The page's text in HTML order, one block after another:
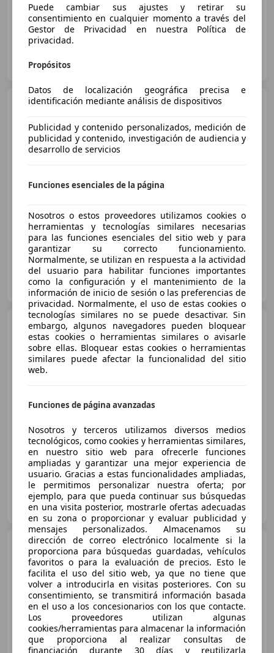
ES-28942 FUENLABRADA
Lexus CT 200hBusiness
100 kW (136 CV)
FLEXICAR MADRID GRUPO
ES-2870 SAN SEBASTIAN DE LOS REYES
Lexus CT 200h1.8 Black &
Grey Edition
100 kW (136 CV)
FLEXICAR MADRID-Av Andalucía
ES-28041 Madrid
Lexus CT 200h1.8 Black &
Grey Edition
€ 17.490
Buen precio
01/2018 42.452 km
Electro/Gasolina
Puede cambiar sus ajustes y retirar su
consentimiento en cualquier momento a través del
Gestor de Privacidad en nuestra Política de
privacidad.
Propósitos
Datos de localización geográfica precisa e
identificación mediante análisis de dispositivos
Publicidad y contenido personalizados, medición de
publicidad y contenido, investigación de audiencia y
desarrollo de servicios
Funciones esenciales de la página
Nosotros o estos proveedores utilizamos cookies o
herramientas y tecnologías similares necesarias
para las funciones esenciales del sitio web y para
garantizar su correcto funcionamiento.
Normalmente, se utilizan en respuesta a la actividad
del usuario para habilitar funciones importantes
como la configuración y el mantenimiento de la
información de inicio de sesión o las preferencias de
privacidad. Normalmente, el uso de estas cookies o
tecnologías similares no se puede desactivar. Sin
embargo, algunos navegadores pueden bloquear
estas cookies o herramientas similares o avisarle
sobre ellas. Bloquear estas cookies o herramientas
similares puede afectar la funcionalidad del sitio
web.
Funciones de página avanzadas
Nosotros y terceros utilizamos diversos medios
tecnológicos, como cookies y herramientas similares,
en nuestro sitio web para ofrecerle funciones
ampliadas y garantizar una mejor experiencia de
usuario. Gracias a estas funcionalidades ampliadas,
le permitimos personalizar nuestra oferta; por
ejemplo, para que pueda continuar sus búsquedas
en una visita posterior, mostrarle ofertas adecuadas
en su zona o proporcionar y evaluar publicidad y
mensajes personalizados. Almacenamos su
dirección de correo electrónico localmente si la
proporciona para búsquedas guardadas, vehículos
favoritos o para la evaluación de precios. Esto le
facilita el uso del sitio web, ya que no tiene que
volver a introducirla en visitas posteriores. Con su
consentimiento, se transmitirá información basada
en el uso a los concesionarios con los que contacte.
Los proveedores utilizan algunas
cookies/herramientas para almacenar la información
que proporciona al realizar consultas de
financiación durante 30 días y reutilizarla